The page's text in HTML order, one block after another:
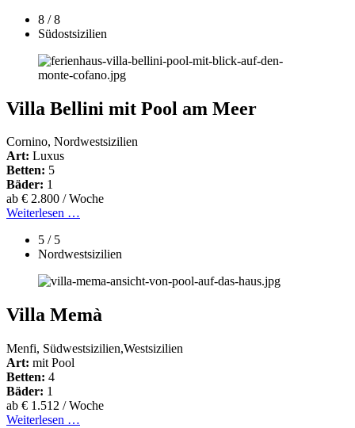
8 / 8
Südostsizilien
Villa Bellini mit Pool am Meer
Cornino, Nordwestsizilien
Art: Luxus
Betten: 5
Bäder: 1
ab € 2.800 / Woche
Weiterlesen …
5 / 5
Nordwestsizilien
Villa Memà
Menfi, Südwestsizilien,Westsizilien
Art: mit Pool
Betten: 4
Bäder: 1
ab € 1.512 / Woche
Weiterlesen …